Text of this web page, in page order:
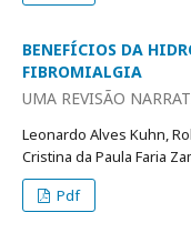
BENEFÍCIOS DA
FIBROMIALGIA
UMA REVISÃO
Leonardo Alves Kuhn,
Cristina da Paula Faria
Pdf